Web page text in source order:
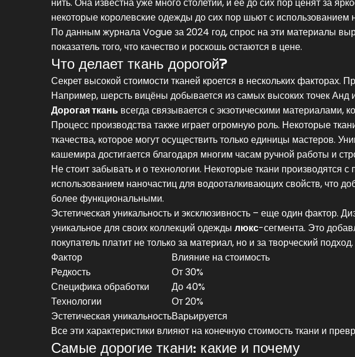
некоторые королевские одежды до сих пор шьют с использованием
По данным журнала Vogue за 2024 год, спрос на эти материалы
показатель того, что качество и роскошь остаются в цене.
Что делает ткань дорогой?
Секрет высокой стоимости тканей кроется в нескольких факторах.
Например, шерсть вицёны добывается из самых высоких точек Анд
Дорогая ткань всегда связывается с экзотическими материалами,
Процесс производства также играет огромную роль. Некоторые
ткачества, которое могут осуществить только единицы мастеров.
кашемира достигается благодаря многим часам ручной работы и
Не стоит забывать и о технологии. Некоторые ткани
использованием наночастиц для водооталкивающих свойств, что
более функциональными.
Эстетическая уникальность и эксклюзивность – еще один фактор.
уникальное для своих коллекций одежды люкс-сегмента. Это
покупатель платит не только за материал, но и за творческий подход.
Фактор
Влияние на стоимость
Редкость
От 30%
Специфика обработки
До 40%
Технологии
От 20%
Эстетическая уникальностьВарьируется
Все эти характеристики влияют на конечную стоимость ткани и
Самые дорогие ткани: какие и почему